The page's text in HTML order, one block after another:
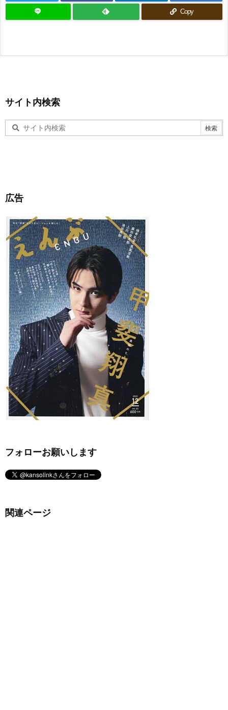
Copy
サイト内検索
広告
フォローお願いします
関連ページ